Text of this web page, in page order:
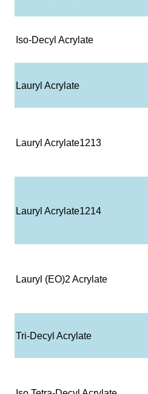
Iso-Decyl Acrylate
Lauryl Acrylate
Lauryl Acrylate1213
Lauryl Acrylate1214
Lauryl (EO)2 Acrylate
Tri-Decyl Acrylate